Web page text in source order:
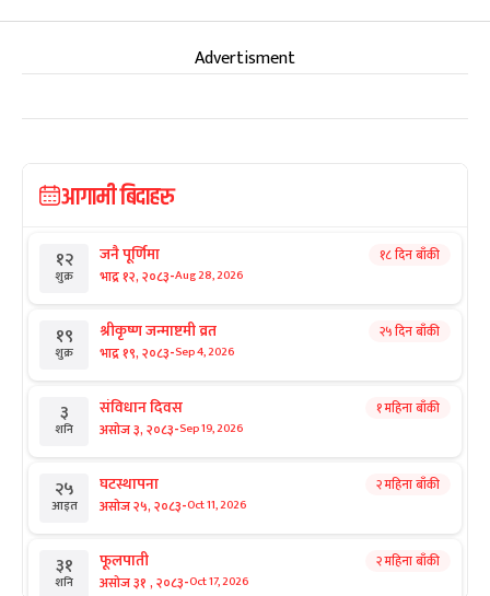
Advertisment
आगामी बिदाहरु
१२
शुक्र
जनै पूर्णिमा
भाद्र १२, २०८३-Aug 28, 2026
१८ दिन बाँकी
१९
शुक्र
श्रीकृष्ण जन्माष्टमी व्रत
भाद्र १९, २०८३-Sep 4, 2026
२५ दिन बाँकी
३
शनि
संविधान दिवस
असोज ३, २०८३-Sep 19, 2026
१ महिना बाँकी
२५
आइत
घटस्थापना
असोज २५, २०८३-Oct 11, 2026
२ महिना बाँकी
३१
शनि
फूलपाती
असोज ३१ , २०८३-Oct 17, 2026
२ महिना बाँकी